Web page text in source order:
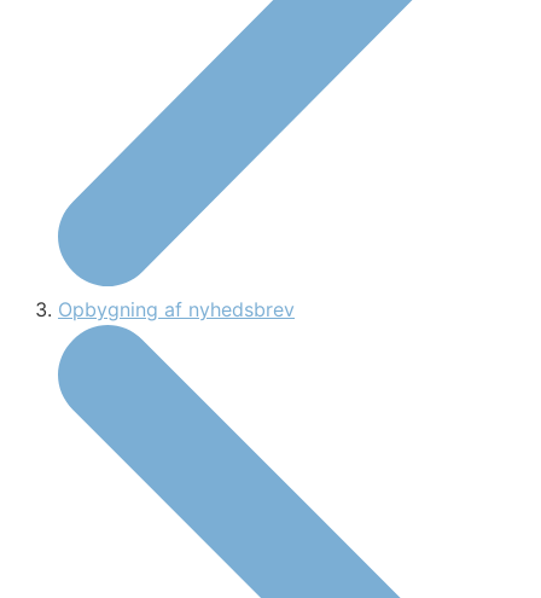
Opbygning af nyhedsbrev